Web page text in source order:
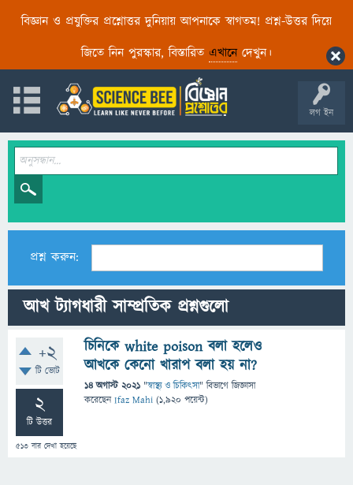
বিজ্ঞান ও প্রযুক্তির প্রশ্নোত্তর দুনিয়ায় আপনাকে স্বাগতম! প্রশ্ন-উত্তর দিয়ে
জিতে নিন পুরস্কার, বিস্তারিত এখানেদেখুন।
লগ ইন
প্রশ্ন করুন:
আখ ট্যাগধারী সাম্প্রতিক প্রশ্নগুলো
+2
টি ভোট
2
টি উত্তর
513 বার দেখা হয়েছে
চিনিকে white poison বলা হলেও
আখকে কেনো খারাপ বলা হয় না?
14 অগাস্ট 2021 "স্বাস্থ্য ও চিকিৎসা" বিভাগে জিজ্ঞাসা
করেছেনIfaz Mahi (1,920 পয়েন্ট)